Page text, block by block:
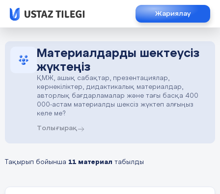
Жариялау
Материалдарды шектеусіз
жүктеңіз
ҚМЖ, ашық сабақтар, презентациялар,
көрнекіліктер, дидактикалық материалдар,
авторлық бағдарламалар және тағы басқа 400
000-астам материалды шексіз жүктеп алғыңыз
келе ме?
Толығырақ
Тақырып бойынша 11 материал табылды